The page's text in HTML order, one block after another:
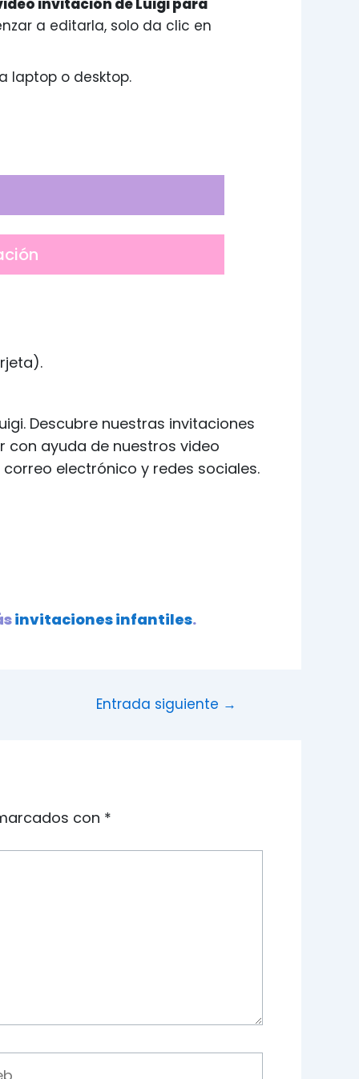
a editarla, solo da clic en
laptop o desktop.
Descubre nuestras invitaciones
con ayuda de nuestros video
electrónico y redes sociales.
invitaciones infantiles.
Entrada siguiente →
con *